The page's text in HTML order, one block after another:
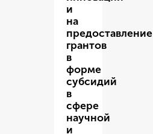
и
на
предоставление
грантов
в
форме
субсидий
в
сфере
научной
и